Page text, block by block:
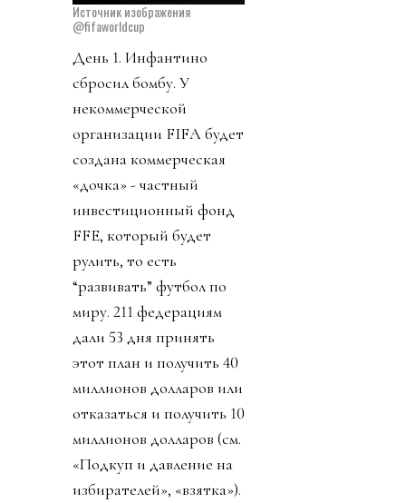
Источник изображения
@fifaworldcup
День 1. Инфантино
сбросил бомбу. У
некоммерческой
организации FIFA будет
создана коммерческая
«дочка» - частный
инвестиционный фонд
FFE, который будет
рулить, то есть
“развивать” футбол по
миру. 211 федерациям
дали 53 дня принять
этот план и получить 40
миллионов долларов или
отказаться и получить 10
миллионов долларов (см.
«Подкуп и давление на
избирателей», «взятка»).